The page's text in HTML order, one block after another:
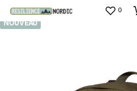
0
NOUVEAU